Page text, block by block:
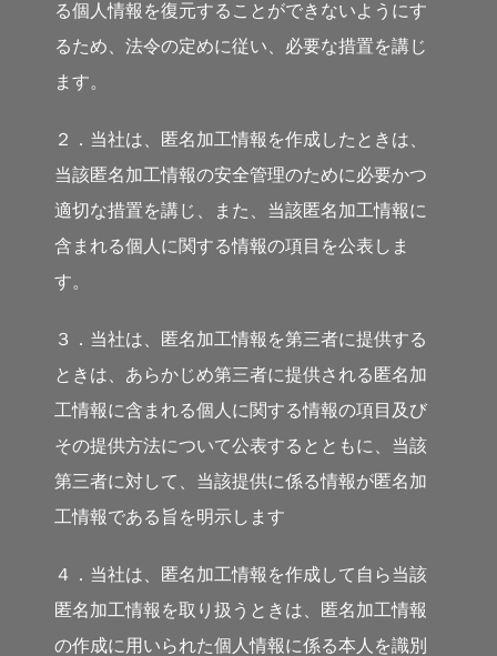
る個人情報を復元することができないようにす
るため、法令の定めに従い、必要な措置を講じ
ます。
２．当社は、匿名加工情報を作成したときは、
当該匿名加工情報の安全管理のために必要かつ
適切な措置を講じ、また、当該匿名加工情報に
含まれる個人に関する情報の項目を公表しま
す。
３．当社は、匿名加工情報を第三者に提供する
ときは、あらかじめ第三者に提供される匿名加
工情報に含まれる個人に関する情報の項目及び
その提供方法について公表するとともに、当該
第三者に対して、当該提供に係る情報が匿名加
工情報である旨を明示します
４．当社は、匿名加工情報を作成して自ら当該
匿名加工情報を取り扱うときは、匿名加工情報
の作成に用いられた個人情報に係る本人を識別